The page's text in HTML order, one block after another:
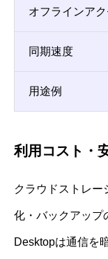
オフラインアク
同期速度
用途例
利用コスト・
クラウドストレー
化・バックアップ
Desktopは通信を